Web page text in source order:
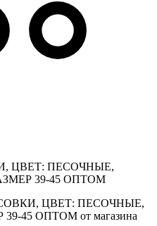
ЦВЕТ: ПЕСОЧНЫЕ,
39-45 ОПТОМ